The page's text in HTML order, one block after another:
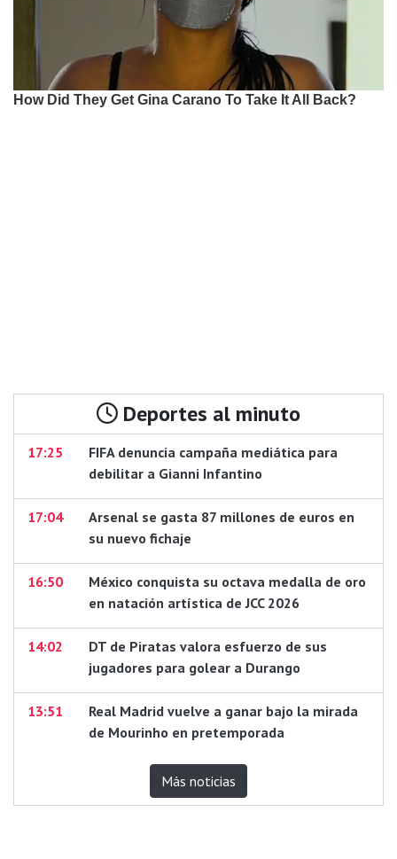
Deportes al minuto
17:25
FIFA denuncia campaña mediática para
debilitar a Gianni Infantino
17:04
Arsenal se gasta 87 millones de euros en
su nuevo fichaje
16:50
México conquista su octava medalla de oro
en natación artística de JCC 2026
14:02
DT de Piratas valora esfuerzo de sus
jugadores para golear a Durango
13:51
Real Madrid vuelve a ganar bajo la mirada
de Mourinho en pretemporada
Más noticias